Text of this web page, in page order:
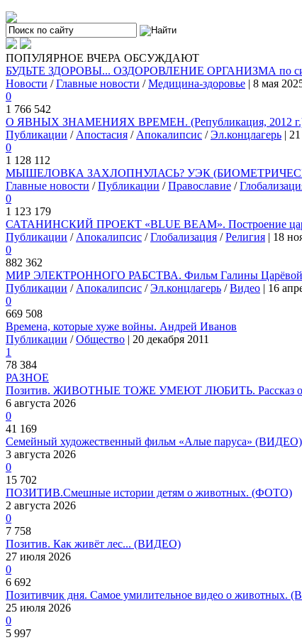
ПОПУЛЯРНОЕ ВЧЕРА ОБСУЖДАЮТ
БУДЬТЕ ЗДОРОВЫ... ОЗДОРОВЛЕНИЕ ОРГАНИЗМА по
Новости /Главные новости /Медицина-здоровье | 8 мая
0
1 766 542
О ЯВНЫХ ЗНАМЕНИЯХ ВРЕМЕН. (Републикация, 2012
Публикации / Апостасия / Апокалипсис /Эл.концлагерь |
0
1 128 112
МЫШЕЛОВКА ЗАХЛОПНУЛАСЬ? УЭК
Главные новости /Публикации /Православие /
0
1 123 179
САТАНИНСКИЙ ПРОЕКТ «BLUE BEAM». Построение
Публикации / Апокалипсис /Глобализация /Религия | 18
0
882 362
МИР ЭЛЕКТРОННОГО РАБСТВА. Фильм Галины
Публикации / Апокалипсис /Эл.концлагерь /Видео | 16
0
669 508
Времена, которые хуже войны. Андрей Иванов
Публикации /Общество | 20 декабря 2011
1
78 384
РАЗНОЕ
Позитив. ЖИВОТНЫЕ ТОЖЕ УМЕЮТ ЛЮБИТЬ. Рассказ о
6 августа 2026
0
41 169
Семейный художественный фильм «Алые паруса» (ВИДЕО)
3 августа 2026
0
15 702
ПОЗИТИВ.Смешные истории детям о животных. (ФОТО)
2 августа 2026
0
7 758
Позитив. Как живёт лес... (ВИДЕО)
27 июля 2026
0
6 692
Позитивчик дня. Самое умилительное видео о животных.
25 июля 2026
0
5 997